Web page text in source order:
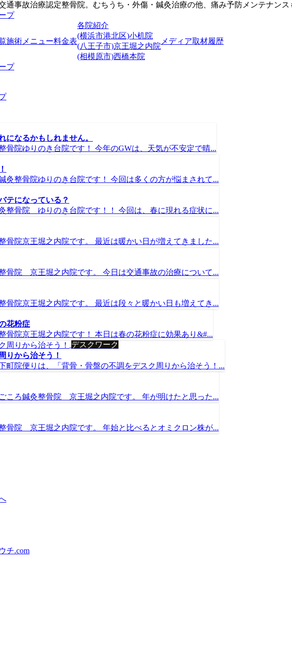
通事故治療認定整骨院。むちうち・外傷・鍼灸治療の他、痛み予防メンテナンス
施術メニュー料金表
各院紹介
(横浜市港北区)小机院
(八王子市)京王堀之内院
(相模原市)西橋本院
メディア取材履歴
なるかもしれません。
骨院ゆりのき台院です！ 今年のGWは、天気が不安定で晴...
整骨院ゆりのき台院です！ 今回は多くの方が悩まされて...
テになっている？
整骨院 ゆりのき台院です！！ 今回は、春に現れる症状に...
骨院京王堀之内院です。 最近は暖かい日が増えてきました...
骨院 京王堀之内院です。 今日は交通事故の治療について...
骨院京王堀之内院です。 最近は段々と暖かい日も増えてき...
花粉症
骨院京王堀之内院です！ 本日は春の花粉症に効果あり&#...
デスクワーク
りから治そう！
町院便りは、「背骨・骨盤の不調をデスク周りから治そう！...
ころ鍼灸整骨院 京王堀之内院です。 年が明けたと思った...
骨院 京王堀之内院です。 年始と比べるとオミクロン株が...
チ.com